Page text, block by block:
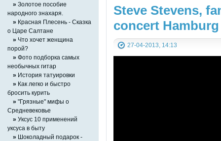
Steve Stevens,
concert Hamburg
27-04-2013, 14:13
» Золотое пособие
народного знахаря.
» Красная Плесень - Сказка
о Царе Салтане
» Что хочет женщина
порой?
» Фото подборка самых
необычных гитар
» История татуировки
» Как легко и быстро
бросить курить
» "Грязные" мифы о
Средневековье
» Уксус 10 применений
уксуса в быту
» Шоколадный подарок -